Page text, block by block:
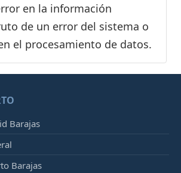
en la información
de un error del sistema o
el procesamiento de datos.
Barajas
Barajas